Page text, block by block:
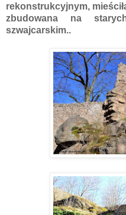
rekonstrukcyjnym,
zbudowana na
szwajcarskim..